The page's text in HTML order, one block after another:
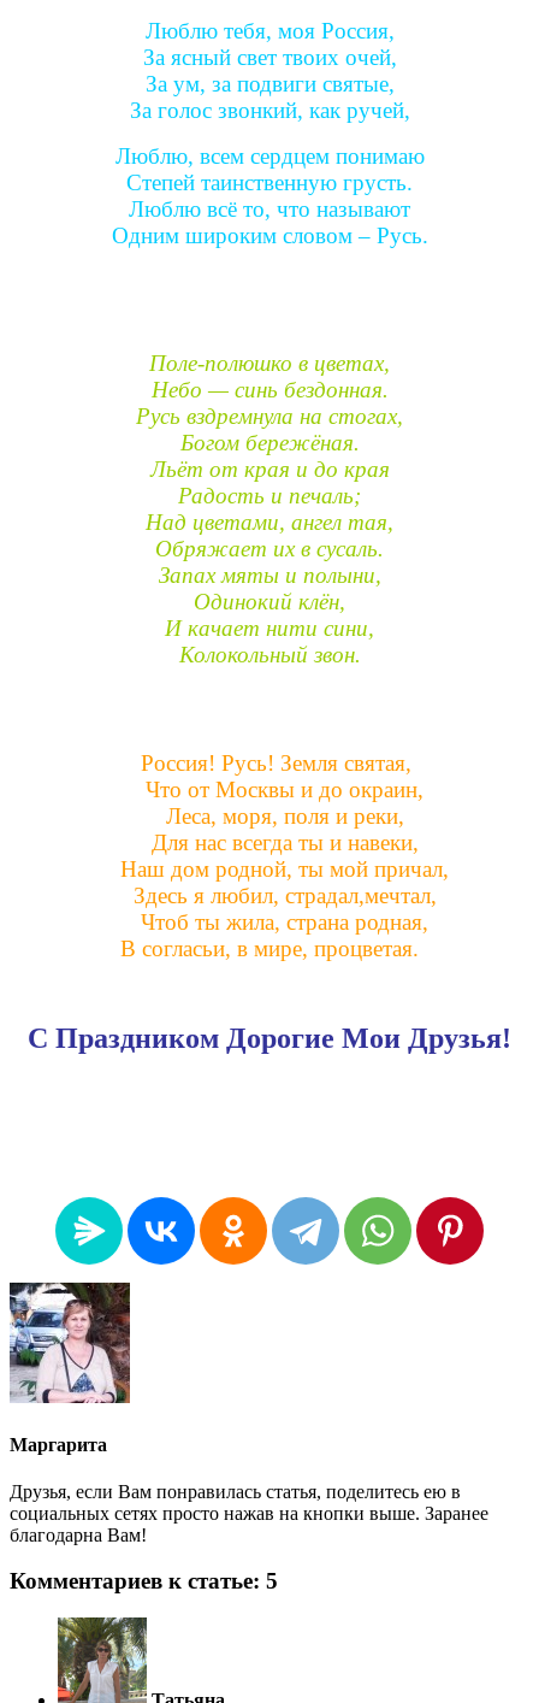
Люблю тебя, моя Россия,
За ясный свет твоих очей,
За ум, за подвиги святые,
За голос звонкий, как ручей,
Люблю, всем сердцем понимаю
Степей таинственную грусть.
Люблю всё то, что называют
Одним широким словом – Русь.
Поле-полюшко в цветах,
Небо — синь бездонная.
Русь вздремнула на стогах,
Богом бережёная.
Льёт от края и до края
Радость и печаль;
Над цветами, ангел тая,
Обряжает их в сусаль.
Запах мяты и полыни,
Одинокий клён,
И качает нити сини,
Колокольный звон.
Россия! Русь! Земля святая,
Что от Москвы и до окраин,
Леса, моря, поля и реки,
Для нас всегда ты и навеки,
Наш дом родной, ты мой причал,
Здесь я любил, страдал,мечтал,
Чтоб ты жила, страна родная,
В согласьи, в мире, процветая.
С Праздником Дорогие Мои Друзья!
Маргарита
Друзья, если Вам понравилась статья, поделитесь ею в
социальных сетях просто нажав на кнопки выше. Заранее
благодарна Вам!
Комментариев к статье: 5